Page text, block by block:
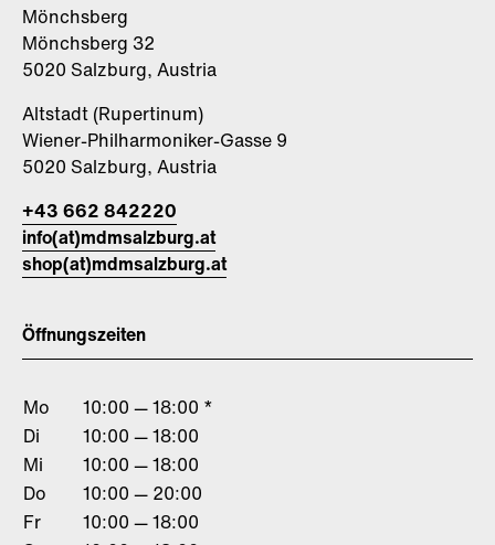
Mönchsberg
Mönchsberg 32
5020 Salzburg, Austria
Altstadt (Rupertinum)
Wiener-Philharmoniker-Gasse 9
5020 Salzburg, Austria
+43 662 842220
info(at)mdmsalzburg.at
shop(at)mdmsalzburg.at
Öffnungszeiten
Mo
10:00 — 18:00 *
Di
10:00 — 18:00
Mi
10:00 — 18:00
Do
10:00 — 20:00
Fr
10:00 — 18:00